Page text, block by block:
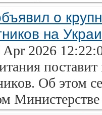
о
на
2026
Об этом